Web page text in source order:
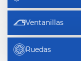
Ventanillas
Ruedas